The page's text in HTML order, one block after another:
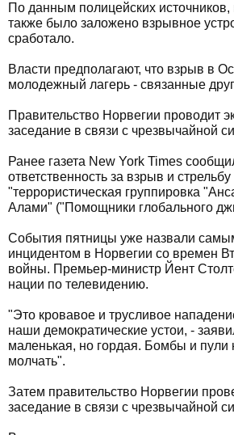
По данным полицейских источников,
также было заложено взрывное
сработало.
Власти предполагают, что взрыв в
молодежный лагерь - связанные
Правительство Норвегии проводит
заседание в связи с чрезвычайной
Ранее газета New York Times
ответственность за взрыв и
"террористическая группировка
Алами" ("Помощники глобального
События пятницы уже назвали
инцидентом в Норвегии со времен
войны. Премьер-министр Йент
нации по телевидению.
"Это кровавое и трусливое
наши демократические устои, -
маленькая, но гордая. Бомбы и пули
молчать".
Затем правительство Норвегии
заседание в связи с чрезвычайной